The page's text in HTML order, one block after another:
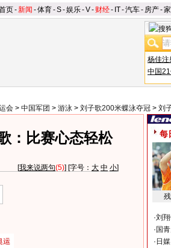
页-新闻 -体育-S-娱乐-V- 财经- IT-汽车- 房产-
杨佳注
中国
会 > 中国军团 > 游泳 > 刘子歌200米蝶泳夺冠 > 刘
：比赛心态轻松
[我来说两句(5)] [字号： 大 中 小]
每
·刘
· 国
· 日